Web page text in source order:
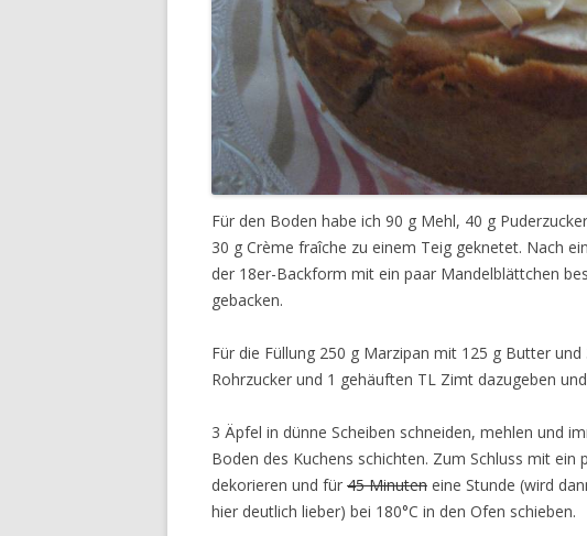
Für den Boden habe ich 90 g Mehl, 40 g
30 g Crème fraîche zu einem Teig geknetet. Nach
der 18er-Backform mit ein paar Mandelblättchen
gebacken.
Für die Füllung 250 g Marzipan mit 125 g Butter
Rohrzucker und 1 gehäuften TL Zimt dazugeben
3 Äpfel in dünne Scheiben schneiden, mehlen und
Boden des Kuchens schichten. Zum Schluss mit
dekorieren und für 45 Minuten eine Stunde (wird
hier deutlich lieber) bei 180°C in den Ofen schieben.